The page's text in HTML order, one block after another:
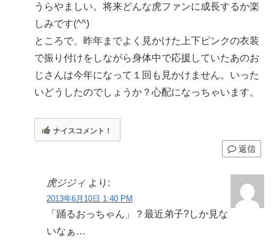
うらやましい。将来どんな虎ファンに成長するか楽
しみです(^^)
ところで、昨年までよく見かけた上下ピンクの衣装
で振り付けをしながら身体中で応援していたあのお
じさんは今年になって１回も見かけません。いった
いどうしたのでしょうか？心配になっちゃいます。
ナイスコメント！
返信
虎ジジィ より:
2013年6月10日 1:40 PM
「踊るおっちゃん」？最近弟子?しか見な
いなぁ…